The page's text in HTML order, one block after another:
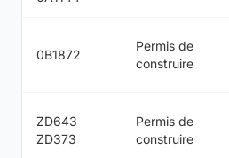
0B1872
Permis de
construire
ZD643
ZD373
Permis de
construire